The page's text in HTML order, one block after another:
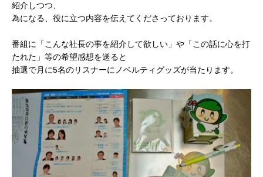
紹介しつつ、
為になる、役に立つ内容を伝えてくださっております。
番組に「こんな社長の事を紹介して欲しい」や「この話に心を打
たれた」等の希望感想を送ると
抽選で月に5名のリスナーにノベルティグッズが当たります。